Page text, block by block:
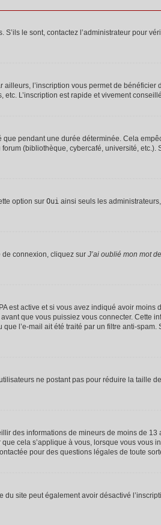
le sont, contactez l’administrateur pour
l’inscription vous permet de
L’inscription est rapide et vivement
pendant une durée déterminée. Cela
(bibliothèque, cybercafé, université, etc.).
option sur Oui ainsi seuls les
de connexion, cliquez sur J’ai oublié mon mot
est active et si vous avez indiqué avoir
que vous puissiez vous connecter. Cette
l’e-mail ait été traité par un filtre anti-
ne postant pas pour réduire la taille
des informations de mineurs de moins de
cela s’applique à vous, lorsque vous vous
pour des questions légales de toute
site peut également avoir désactivé